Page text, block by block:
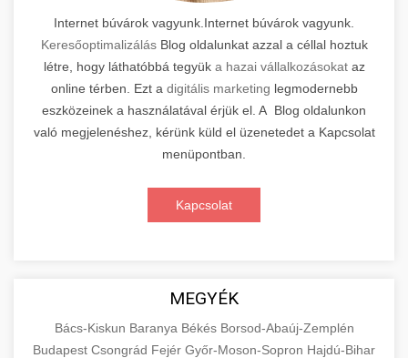
Internet búvárok vagyunk.Internet búvárok vagyunk.
KeresőoptimalizálásBlog oldalunkat azzal a céllal hoztuk
létre, hogy láthatóbbá tegyük a hazai vállalkozásokataz
online térben. Ezt a digitális marketing legmodernebb
eszközeinek a használatával érjük el. A Blog oldalunkon
való megjelenéshez, kérünk küld el üzenetedet a Kapcsolat
menüpontban.
Kapcsolat
MEGYÉK
Bács-Kiskun Baranya Békés Borsod-Abaúj-Zemplén
Budapest Csongrád Fejér Győr-Moson-Sopron Hajdú-Bihar